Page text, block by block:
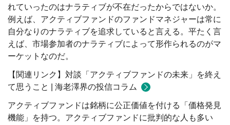
れていったのはナラティブが不在だったからではないか。
例えば、アクティブファンドのファンドマネジャーは常に
自分なりのナラティブを追求していると言える。平たく言
えば、市場参加者のナラティブによって形作られるのがマ
ーケットなのだ。
【関連リンク】対談「アクティブファンドの未来」を終え
て思うこと | 海老澤界の投信コラム
アクティブファンドは銘柄に公正価値を付ける「価格発見
機能」を持つ。アクティブファンドに批判的な人も多い